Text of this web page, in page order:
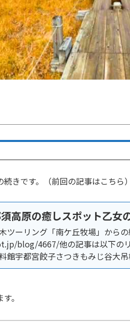
きです。（前回の記事はこちら）
高原の癒しスポット乙女
ツーリング「南ケ丘牧場」から
blog/4667/他の記事は以下の
館宇都宮餃子さつきもみじ谷大
ービーフ
。